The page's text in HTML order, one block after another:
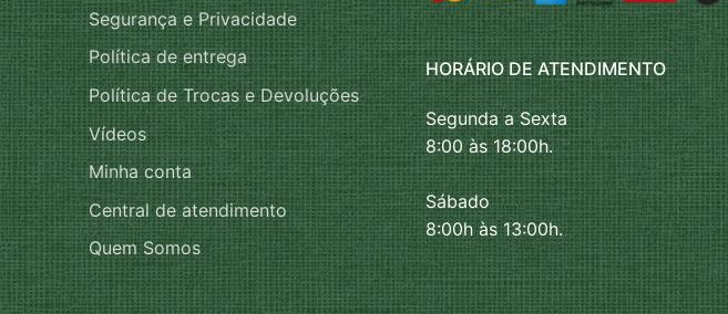
Segurança e Privacidade
Política de entrega
Política de Trocas e Devoluções
Vídeos
Minha conta
Central de atendimento
Quem Somos
HORÁRIO DE ATENDIMENTO
Segunda a Sexta
8:00 às 18:00h.
Sábado
8:00h às 13:00h.